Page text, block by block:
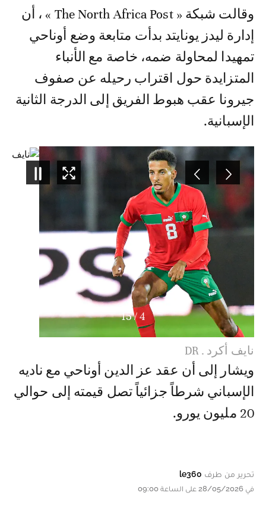
وقالت شبكة « The North Africa Post » ، أن
إدارة ليدز يونايتد بدأت متابعة وضع أوناحي
تمهيدا لمحاولة ضمه، خاصة مع الأنباء
المتزايدة حول اقتراب رحيله عن صفوف
جيرونا عقب هبوط الفريق إلى الدرجة الثانية
الإسبانية.
4
/
15
نايف أكرد . DR
ويشار إلى أن عقد عز الدين أوناحي مع ناديه
الإسباني شرطاً جزائياً تصل قيمته إلى حوالي
20 مليون يورو.
تحرير من طرف le360
في 28/05/2026 على الساعة 09:00